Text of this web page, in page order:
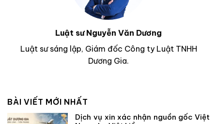
Luật sư Nguyễn Văn Dương
Luật sư sáng lập, Giám đốc Công ty Luật TNHH
Dương Gia.
BÀI VIẾT MỚI NHẤT
Dịch vụ xin xác nhận nguồn gốc Việt